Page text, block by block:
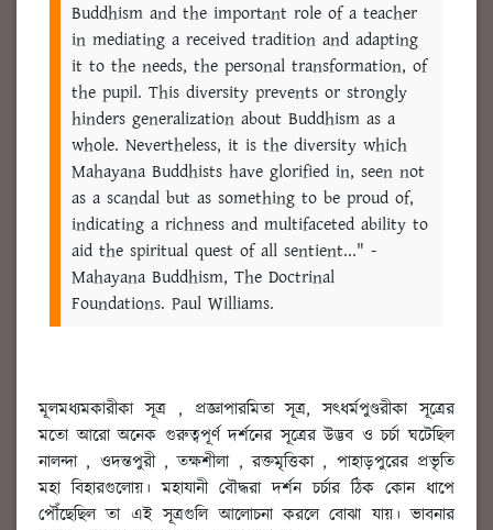
Buddhism and the important role of a teacher
in mediating a received tradition and adapting
it to the needs, the personal transformation, of
the pupil. This diversity prevents or strongly
hinders generalization about Buddhism as a
whole. Nevertheless, it is the diversity which
Mahayana Buddhists have glorified in, seen not
as a scandal but as something to be proud of,
indicating a richness and multifaceted ability to
aid the spiritual quest of all sentient..." -
Mahayana Buddhism, The Doctrinal
Foundations. Paul Williams.
মূলমধ্যমকারীকা সূত্র , প্রজ্ঞাপারমিতা সূত্র, সৎধর্মপুণ্ডরীকা সূত্রের
মতো আরো অনেক গুরুত্বপূর্ণ দর্শনের সূত্রের উদ্ভব ও চর্চা ঘটেছিল
নালন্দা , ওদন্তপুরী , তক্ষশীলা , রক্তমৃত্তিকা , পাহাড়পুরের প্রভৃতি
মহা বিহারগুলোয়। মহাযানী বৌদ্ধরা দর্শন চর্চার ঠিক কোন ধাপে
পৌঁছেছিল তা এই সূত্রগুলি আলোচনা করলে বোঝা যায়। ভাবনার